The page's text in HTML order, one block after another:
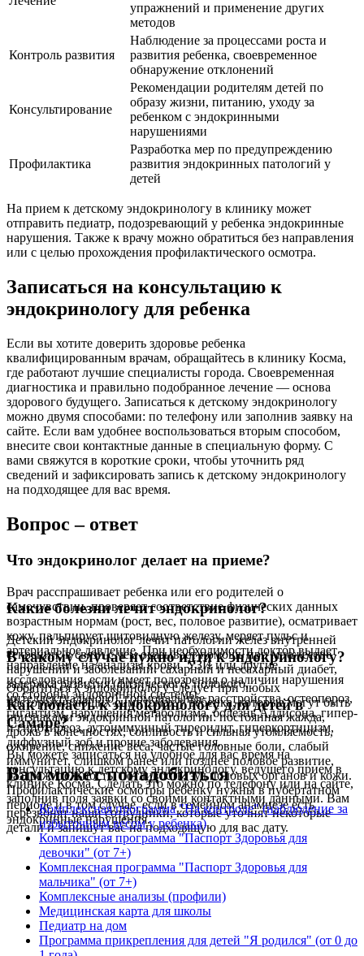
упражнений и применение других
методов
Контроль развития
Наблюдение за процессами роста и
развития ребенка, своевременное
обнаружение отклонений
Консультирование
Рекомендации родителям детей по
образу жизни, питанию, уходу за
ребенком с эндокринными
нарушениями
Профилактика
Разработка мер по предупреждению
развития эндокринных патологий у
детей
На прием к детскому эндокринологу в клинику может
отправить педиатр, подозревающий у ребенка эндокринные
нарушения. Также к врачу можно обратиться без направления
или с целью прохождения профилактического осмотра.
Записаться на консультацию к
эндокринологу для ребенка
Если вы хотите доверить здоровье ребенка
квалифицированным врачам, обращайтесь в клинику Косма,
где работают лучшие специалисты города. Своевременная
диагностика и правильно подобранное лечение — основа
здорового будущего. Записаться к детскому эндокринологу
можно двумя способами: по телефону или заполнив заявку на
сайте. Если вам удобнее воспользоваться вторым способом,
внесите свои контактные данные в специальную форму. С
вами свяжутся в короткие сроки, чтобы уточнить ряд
сведений и зафиксировать запись к детскому эндокринологу
на подходящее для вас время.
Вопрос – ответ
Что эндокринолог делает на приеме?
Врач расспрашивает ребенка или его родителей о
самочувствии, проверяет соответствие физических данных
возрастным нормам (рост, вес, половое развитие), осматривает
кожу, пальпирует щитовидную железу, меряет пульс и
артериальное давление. При необходимости доктор выдает
направление на анализы крови, УЗИ или другие
исследования, если имеет подозрения о наличии нарушения
со стороны эндокринной системы.
Какие болезни лечит эндокринолог?
Детский эндокринолог лечит патологии желез внутренней
секреции, в связи с чем оказывает помощь при множестве
нарушений и заболеваний: сахарный и несахарный диабет,
задержка развития (физического, полового,
интеллектуального), гормональные расстройства, остеопороз,
гигантизм, нарушения метаболизма, болезнь Аддисона, гипер-
и гипотиреоз, аутоиммунный тиреоидит, гиперкортицизм,
диффузный зоб и прочие заболевания.
В какому случае нужно идти к эндокринологу?
Обратиться к эндокринологу следует при любых
настораживающих симптомах у ребенка, которые могут быть
признаками эндокринной патологии: постоянная жажда,
дрожь в конечностях, сонливость и сильная утомляемость,
ожирение, снижение веса, частые головные боли, слабый
иммунитет, слишком ранее или позднее половое развитие,
раздражительность, потливость, зуд половых органов и кожи.
Профилактические осмотры ребенку нужны в пубертатном
периоде и в том случае, если в семейном анамнезе есть
эндокринные нарушения.
Как попасть к эндокринологу для детей в
Самаре?
Вы можете записаться на удобное для вас время на
консультацию к детскому эндокринологу, ведущего прием в
клинике Косма. Сделать это можно по телефону или на сайте,
заполнив поля заявки со своими контактными данными. Вам
перезвонят наши сотрудники, которые уточнят некоторые
детали и запишут вас на подходящую для вас дату.
Вам может понадобиться
Комплексная программа "На контроле" (наблюдение за
избыточным весом у ребенка)
Комплексная программа "Паспорт Здоровья для
девочки" (от 7+)
Комплексная программа "Паспорт Здоровья для
мальчика" (от 7+)
Комплексные анализы (профили)
Медицинская карта для школы
Педиатр на дом
Программа прикрепления для детей "Я родился" (от 0 до